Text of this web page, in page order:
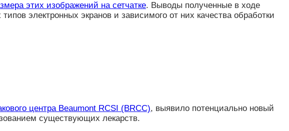
этих изображений на сетчатке. Выводы полученные в ходе
электронных экранов и зависимого от них качества обработки
центра Beaumont RCSI (BRCC), выявило потенциально новый
существующих лекарств.